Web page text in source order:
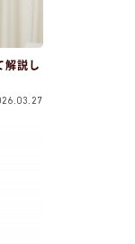
解説し